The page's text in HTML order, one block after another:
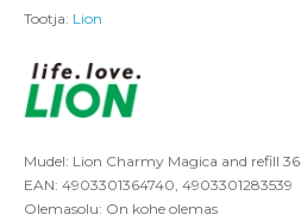
Tootja: Lion
Mudel: Lion Charmy Magica and refill
EAN: 4903301364740, 4903301283539
Olemasolu: On kohe olemas